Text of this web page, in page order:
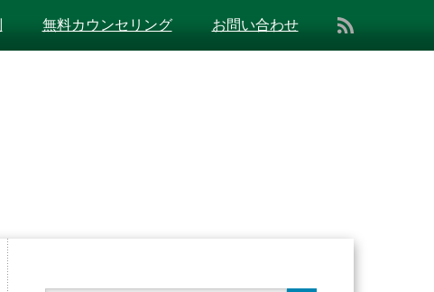
無料カウンセリング お問い合わせ